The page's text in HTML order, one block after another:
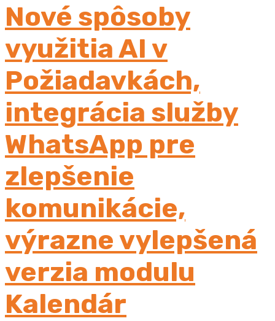
Nové spôsoby
využitia AI v
Požiadavkách,
integrácia služby
WhatsApp pre
zlepšenie
komunikácie,
výrazne vylepšená
verzia modulu
Kalendár